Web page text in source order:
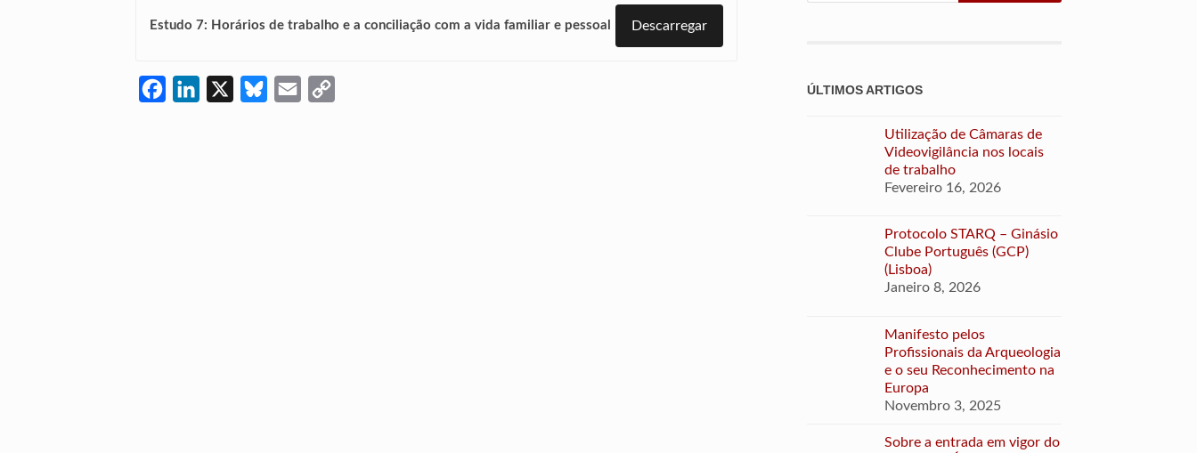
Estudo 7: Horários de trabalho e a conciliação com a vida familiar e pessoal Descarregar
FacebookLinkedIn BlueskyEmail ÚLTIMOS ARTIGOS
Utilização de Câmaras de
Videovigilância nos locais
de trabalho
Fevereiro 16, 2026
Protocolo STARQ – Ginásio
Clube Português (GCP)
(Lisboa)
Janeiro 8, 2026
Manifesto pelos
Profissionais da Arqueologia
e o seu Reconhecimento na
Europa
Novembro 3, 2025
Sobre a entrada em vigor do